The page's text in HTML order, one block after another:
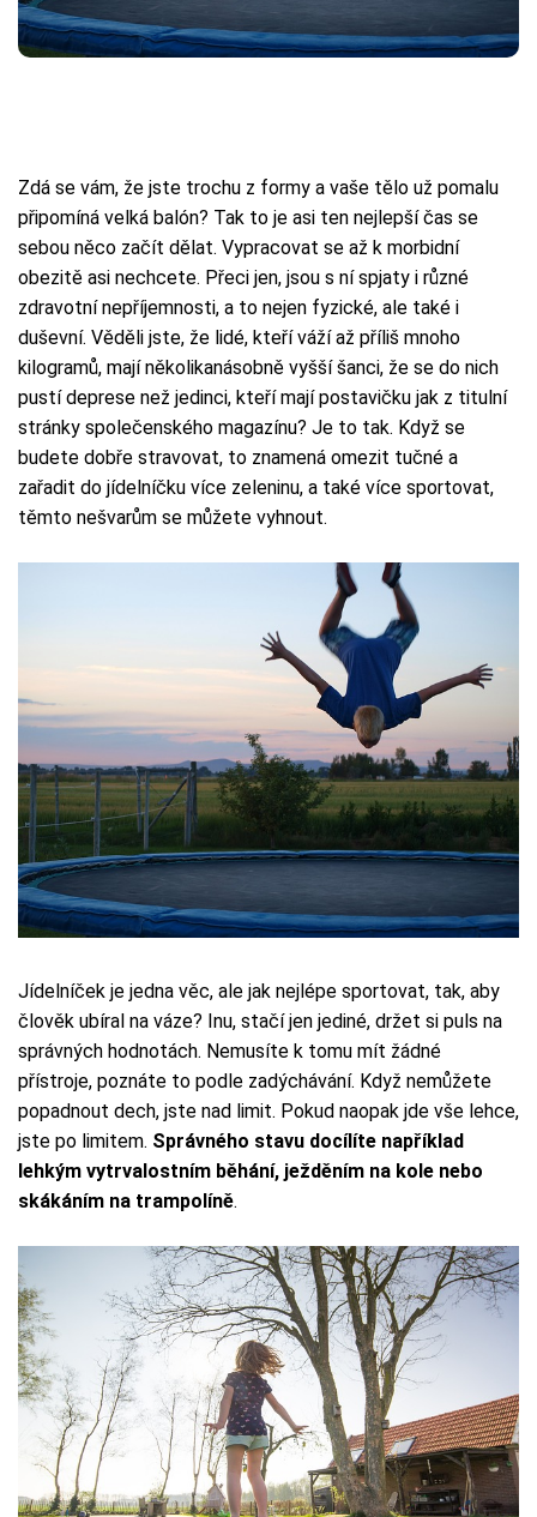
Zdá se vám, že jste trochu z formy a vaše tělo už pomalu
připomíná velká balón? Tak to je asi ten nejlepší čas se
sebou něco začít dělat. Vypracovat se až k morbidní
obezitě asi nechcete. Přeci jen, jsou s ní spjaty i různé
zdravotní nepříjemnosti, a to nejen fyzické, ale také i
duševní. Věděli jste, že lidé, kteří váží až příliš mnoho
kilogramů, mají několikanásobně vyšší šanci, že se do nich
pustí deprese než jedinci, kteří mají postavičku jak z titulní
stránky společenského magazínu? Je to tak. Když se
budete dobře stravovat, to znamená omezit tučné a
zařadit do jídelníčku více zeleninu, a také více sportovat,
těmto nešvarům se můžete vyhnout.
Jídelníček je jedna věc, ale jak nejlépe sportovat, tak, aby
člověk ubíral na váze? Inu, stačí jen jediné, držet si puls na
správných hodnotách. Nemusíte k tomu mít žádné
přístroje, poznáte to podle zadýchávání. Když nemůžete
popadnout dech, jste nad limit. Pokud naopak jde vše lehce,
jste po limitem. Správného stavu docílíte například
lehkým vytrvalostním běhání, ježděním na kole nebo
skákáním na trampolíně.